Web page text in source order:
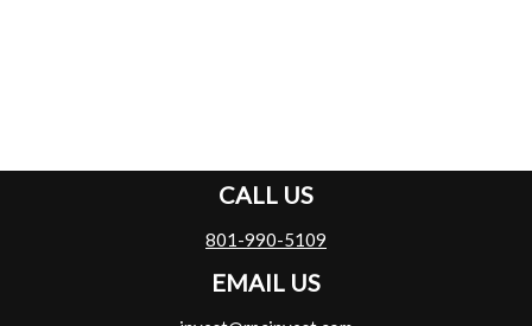
CALL US
801-990-5109
EMAIL US